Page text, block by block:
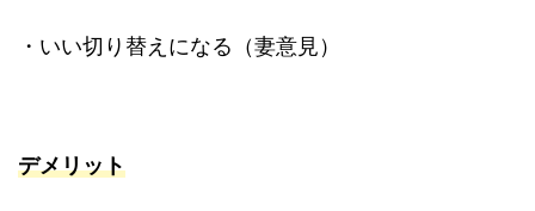
・いい切り替えになる（妻意見）
デメリット